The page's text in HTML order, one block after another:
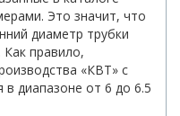
Это значит, что
диаметр трубки
правило,
«КВТ» с
диапазоне от 6 до 6.5